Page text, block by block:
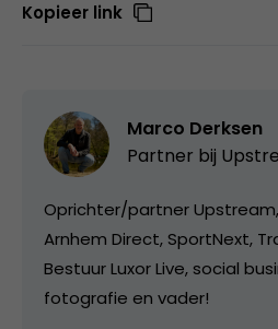
Kopieer link
Marco Derksen
Partner bij
Oprichter/partner
Arnhem Direct, SportNext,
Bestuur Luxor Live, social
fotografie en vader!